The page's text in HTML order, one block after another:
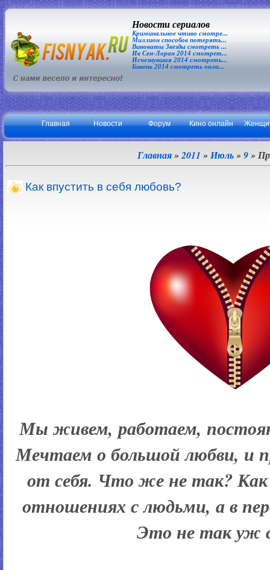
Новости сериалов
Криминальное чтиво смотре...
Миллион способов потерять...
Виноваты Звезды смотреть ...
Ив Сен-Лоран 2014 смотрет...
Исчезнувшая 2014 смотреть...
Бивень 2014 смотреть онла...
Главная Новости Форум Кино онлайн
Главная»2011 »Июль»9»
Как впустить в себя любовь?
Мы живем, работаем,
Мечтаем о большой любви, и
от себя. Что же не так? Как
отношениях с людьми, а в
Это не так уж